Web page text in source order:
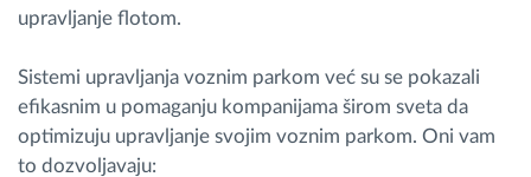
upravljanje flotom.
Sistemi upravljanja voznim parkom već su se pokazali
efikasnim u pomaganju kompanijama širom sveta da
optimizuju upravljanje svojim voznim parkom. Oni vam
to dozvoljavaju: